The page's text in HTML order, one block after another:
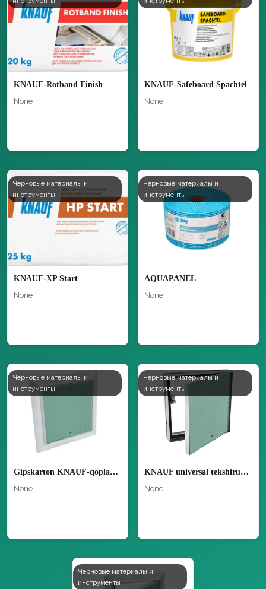
KNAUF-Rotband Finish
None
KNAUF-Safeboard Spachtel
None
Черновые материалы и
инструменты
KNAUF-XP Start
None
Черновые материалы и
инструменты
AQUAPANEL
None
Черновые материалы и
инструменты
Gipskarton KNAUF-qoplamalardan ishlangan (GQP) konstruksiyalar uchun KNAUF tekshiruv tomqopqogʻi
None
Черновые материалы и
инструменты
KNAUF universal tekshiruv tomqopqogʻi
None
Черновые материалы и
инструменты